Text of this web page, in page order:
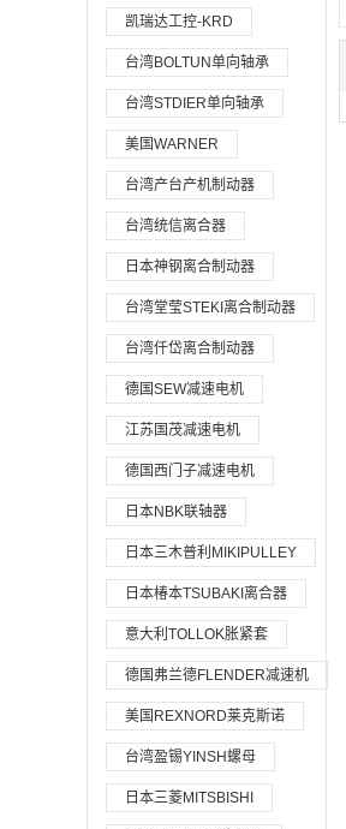
凯瑞达工控-KRD
台湾BOLTUN单向轴承
台湾STDIER单向轴承
美国WARNER
台湾产台产机制动器
台湾统信离合器
日本神钢离合制动器
台湾堂莹STEKI离合制动器
台湾仟岱离合制动器
德国SEW减速电机
江苏国茂减速电机
德国西门子减速电机
日本NBK联轴器
日本三木普利MIKIPULLEY
日本椿本TSUBAKI离合器
意大利TOLLOK胀紧套
德国弗兰德FLENDER减速机
美国REXNORD莱克斯诺
台湾盈锡YINSH螺母
日本三菱MITSBISHI